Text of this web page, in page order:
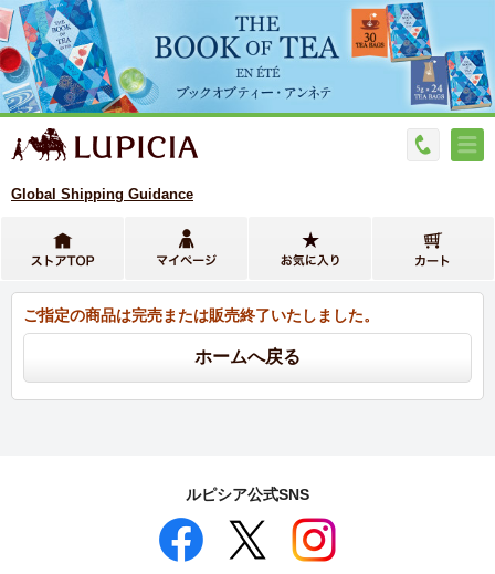
Global Shipping Guidance
ご指定の商品は完売または販売終了いたしました。
ルピシア公式SNS